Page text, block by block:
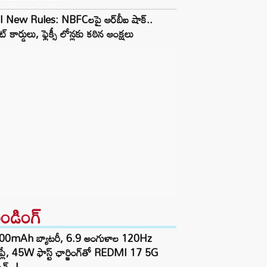
New Rules: NBFCలపై ఆర్‌బీఐ షాక్..
కార్డులు, ఫ్లెక్సీ లోన్లకు కఠిన ఆంక్షలు
బ్యాటరీ, 6.9 అంగుళాల 120Hz
45W ఫాస్ట్ ఛార్జింగ్‌తో REDMI 17 5G